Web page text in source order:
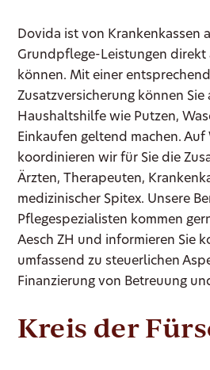
Dovida ist von Krankenkassen
Grundpflege-Leistungen direkt
können. Mit einer
Zusatzversicherung können
Haushaltshilfe wie Putzen,
Einkaufen geltend machen. Auf
koordinieren wir für Sie die
Ärzten, Therapeuten,
medizinischer Spitex. Unsere
Pflegespezialisten kommen
Aesch ZH und informieren Sie
umfassend zu steuerlichen
Finanzierung von Betreuung
Kreis der